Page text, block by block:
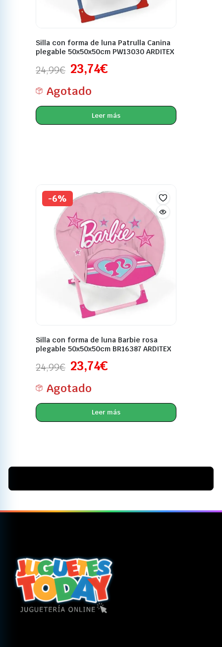
Silla con forma de luna Patrulla Canina
plegable 50x50x50cm PW13030 ARDITEX
24,99€ 23,74€
Agotado
Leer más
-6%
Silla con forma de luna Barbie rosa
plegable 50x50x50cm BR16387 ARDITEX
24,99€ 23,74€
Agotado
Leer más